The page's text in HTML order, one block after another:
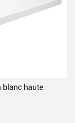
blanc haute